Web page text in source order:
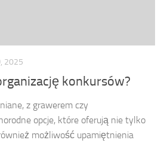
2025
konkursów?
z grawerem czy
opcje, które oferują nie tylko
możliwość upamiętnienia